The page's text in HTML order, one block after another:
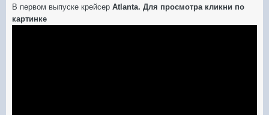
В первом выпуске крейсер Atlanta. Для просмотра кликни по
картинке